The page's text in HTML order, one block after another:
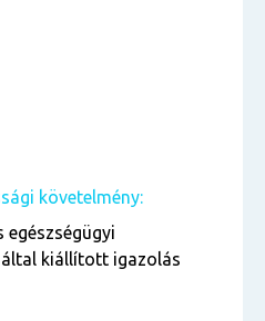
követelmény:
egészségügyi
kiállított igazolás